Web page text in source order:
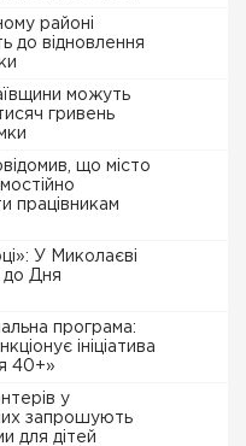
районі
до відновлення
можуть
гривень
що місто
працівникам
У Миколаєві
до Дня
програма:
ініціатива
40+»
у
запрошують
для дітей